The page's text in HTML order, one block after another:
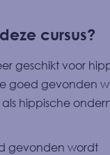
cursus?
geschikt voor
goed gevonden
hippische
gevonden wordt